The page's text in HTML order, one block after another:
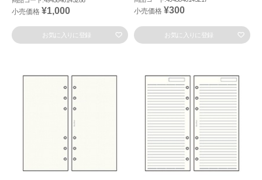
小売価格 ¥1,000
お気に入りに登録
小売価格 ¥300
お気に入りに登録